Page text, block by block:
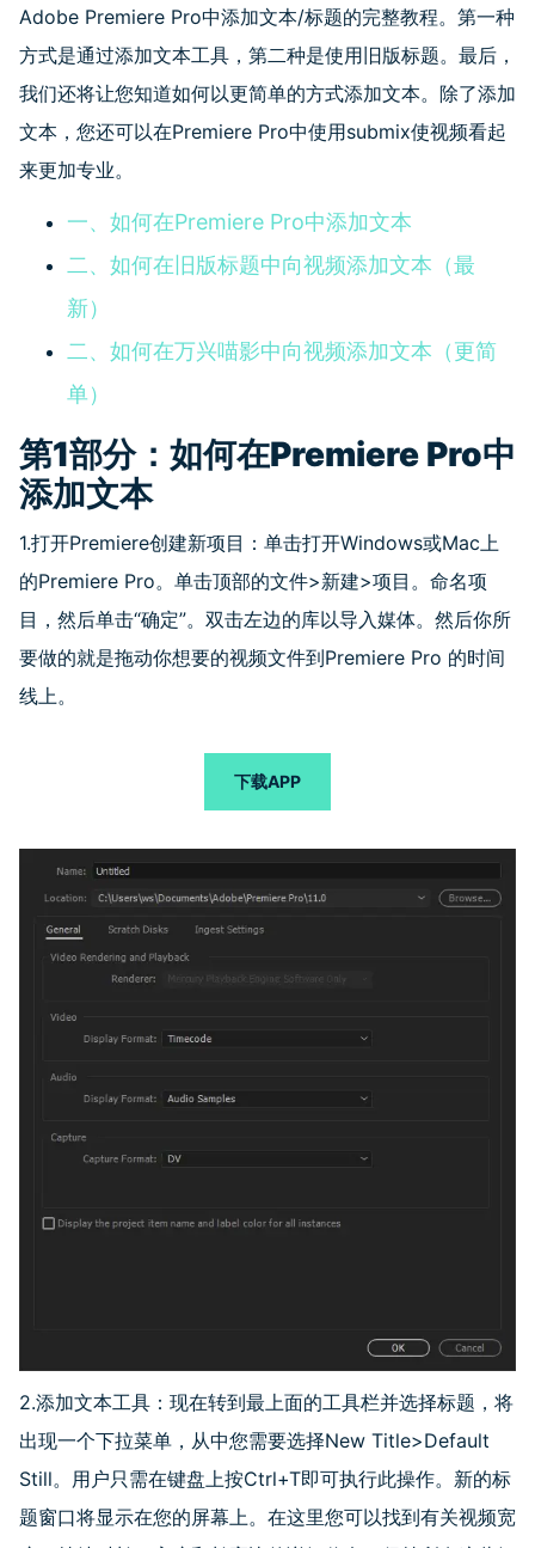
Adobe Premiere Pro中添加文本/标题的完整教程。第一种
方式是通过添加文本工具，第二种是使用旧版标题。最后，
我们还将让您知道如何以更简单的方式添加文本。除了添加
文本，您还可以在Premiere Pro中使用submix使视频看起
来更加专业。
一、如何在Premiere Pro中添加文本
二、如何在旧版标题中向视频添加文本（最
新）
二、如何在万兴喵影中向视频添加文本（更简
单）
第1部分：如何在Premiere Pro中
添加文本
1.打开Premiere创建新项目：单击打开Windows或Mac 上
的Premiere Pro。单击顶部的文件>新建>项目。命名项
目，然后单击“确定”。双击左边的库以导入媒体。然后你所
要做的就是拖动你想要的视频文件到Premiere Pro 的时间
线上。
下载APP
2.添加文本工具：现在转到最上面的工具栏并选择标题，将
出现一个下拉菜单，从中您需要选择New Title>Default
Still。用户只需在键盘上按Ctrl+T即可执行此操作。新的标
题窗口将显示在您的屏幕上。在这里您可以找到有关视频宽